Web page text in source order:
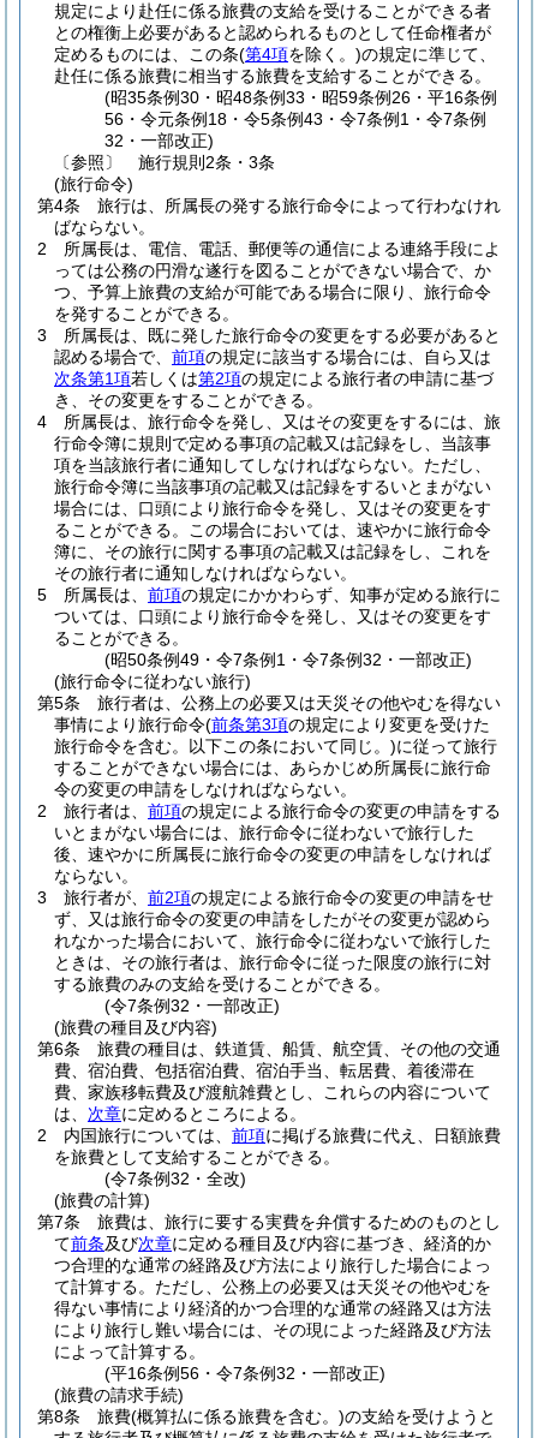
規定により赴任に係る旅費の支給を受けることができる者
との権衡上必要があると認められるものとして任命権者が
定めるものには、この条(第4項を除く。)の規定に準じて、
赴任に係る旅費に相当する旅費を支給することができる。
(昭35条例30・昭48条例33・昭59条例26・平16条例
56・令元条例18・令5条例43・令7条例1・令7条例
32・一部改正)
〔参照〕 施行規則2条・3条
(旅行命令)
第4条
旅行は、所属長の発する旅行命令によって行わなけれ
ばならない。
2
所属長は、電信、電話、郵便等の通信による連絡手段によ
っては公務の円滑な遂行を図ることができない場合で、か
つ、予算上旅費の支給が可能である場合に限り、旅行命令
を発することができる。
3
所属長は、既に発した旅行命令の変更をする必要があると
認める場合で、 前項の規定に該当する場合には、自ら又は
次条第1項若しくは第2項の規定による旅行者の申請に基づ
き、その変更をすることができる。
4
所属長は、旅行命令を発し、又はその変更をするには、旅
行命令簿に規則で定める事項の記載又は記録をし、当該事
項を当該旅行者に通知してしなければならない。 ただし、
旅行命令簿に当該事項の記載又は記録をするいとまがない
場合には、口頭により旅行命令を発し、又はその変更をす
ることができる。
この場合においては、速やかに旅行命令
簿に、その旅行に関する事項の記載又は記録をし、これを
その旅行者に通知しなければならない。
5
所属長は、 前項の規定にかかわらず、知事が定める旅行に
ついては、口頭により旅行命令を発し、又はその変更をす
ることができる。
(昭50条例49・令7条例1・令7条例32・一部改正)
(旅行命令に従わない旅行)
第5条
旅行者は、公務上の必要又は天災その他やむを得ない
事情により旅行命令(前条第3項の規定により変更を受けた
旅行命令を含む。以下この条において同じ。)に従って旅行
することができない場合には、あらかじめ所属長に旅行命
令の変更の申請をしなければならない。
2
旅行者は、 前項の規定による旅行命令の変更の申請をする
いとまがない場合には、旅行命令に従わないで旅行した
後、速やかに所属長に旅行命令の変更の申請をしなければ
ならない。
3
旅行者が、 前2項の規定による旅行命令の変更の申請をせ
ず、又は旅行命令の変更の申請をしたがその変更が認めら
れなかった場合において、旅行命令に従わないで旅行した
ときは、その旅行者は、旅行命令に従った限度の旅行に対
する旅費のみの支給を受けることができる。
(令7条例32・一部改正)
(旅費の種目及び内容)
第6条
旅費の種目は、鉄道賃、船賃、航空賃、その他の交通
費、宿泊費、包括宿泊費、宿泊手当、転居費、着後滞在
費、家族移転費及び渡航雑費とし、これらの内容について
は、 次章に定めるところによる。
2
内国旅行については、 前項に掲げる旅費に代え、日額旅費
を旅費として支給することができる。
(令7条例32・全改)
(旅費の計算)
第7条
旅費は、旅行に要する実費を弁償するためのものとし
て前条及び次章に定める種目及び内容に基づき、経済的か
つ合理的な通常の経路及び方法により旅行した場合によっ
て計算する。 ただし、公務上の必要又は天災その他やむを
得ない事情により経済的かつ合理的な通常の経路又は方法
により旅行し難い場合には、その現によった経路及び方法
によって計算する。
(平16条例56・令7条例32・一部改正)
(旅費の請求手続)
第8条
旅費(概算払に係る旅費を含む。)の支給を受けようと